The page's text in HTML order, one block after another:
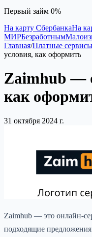
Первый займ 0%
На карту СбербанкаНа
МИРБезработным
Главная/Платные
условия, как оформить
Zaimhub —
как
31 октября 2024 г.
Zaimhub — это онлайн-
подходящие